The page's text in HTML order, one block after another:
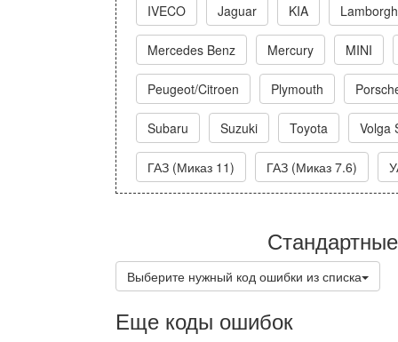
IVECO Jaguar KIA
Mercedes Benz Mercury MINI
Peugeot/Citroen Plymouth
Subaru Suzuki Toyota Volga
ГАЗ (Миказ 11) ГАЗ (Миказ 7.6)
Выберите нужный код ошибки из списка
Еще коды ошибок